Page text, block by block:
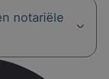
notariële